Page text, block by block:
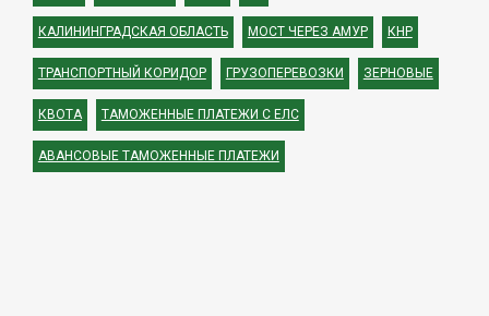
КАЛИНИНГРАДСКАЯ ОБЛАСТЬ МОСТ ЧЕРЕЗ АМУР КНР
ТРАНСПОРТНЫЙ КОРИДОР ГРУЗОПЕРЕВОЗКИ ЗЕРНОВЫЕ
КВОТА ТАМОЖЕННЫЕ ПЛАТЕЖИ С ЕЛС
АВАНСОВЫЕ ТАМОЖЕННЫЕ ПЛАТЕЖИ